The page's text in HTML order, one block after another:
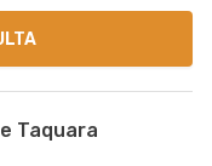
Taquara